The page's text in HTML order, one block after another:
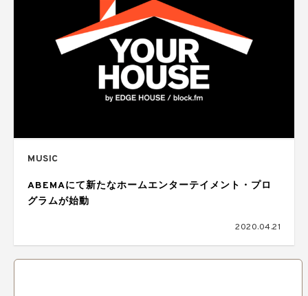
MUSIC
ABEMAにて新たなホームエンターテイメント・プロ
グラムが始動
2020.04.21